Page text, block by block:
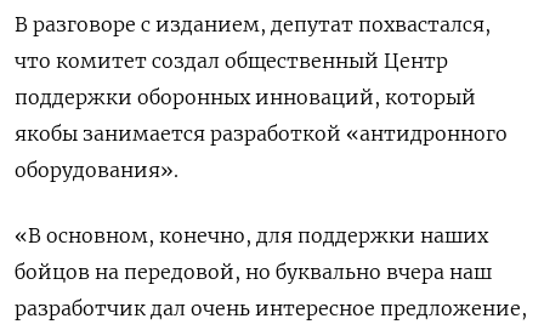
В разговоре с изданием, депутат похвастался,
что комитет создал общественный Центр
поддержки оборонных инноваций, который
якобы занимается разработкой «антидронного
оборудования».
«В основном, конечно, для поддержки наших
бойцов на передовой, но буквально вчера наш
разработчик дал очень интересное предложение,